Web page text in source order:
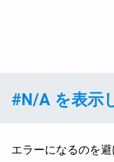
#N/A を表示
エラーになるのを